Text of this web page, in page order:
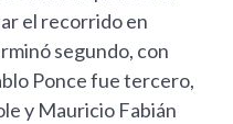
el recorrido en
segundo, con
Ponce fue tercero,
y Mauricio Fabián